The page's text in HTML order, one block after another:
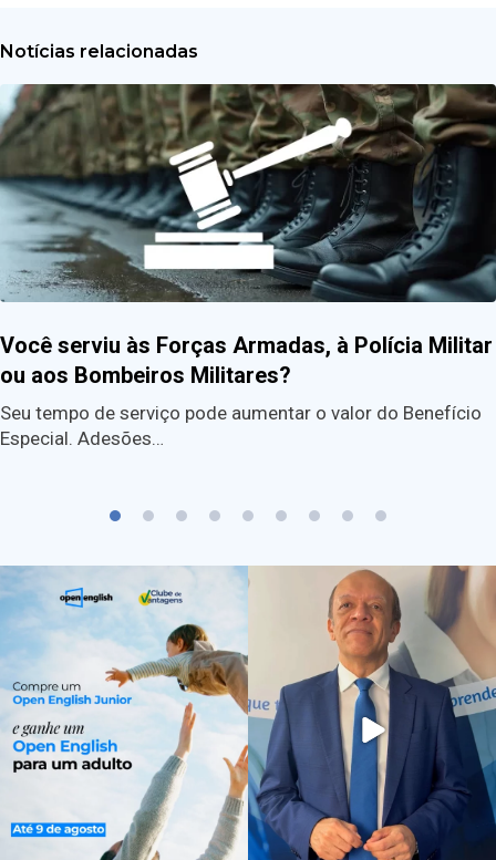
Notícias relacionadas
Você serviu às Forças Armadas, à Polícia Militar
ou aos Bombeiros Militares?
Seu tempo de serviço pode aumentar o valor do Benefício
Especial. Adesões…